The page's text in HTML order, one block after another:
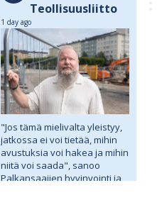
Teollisuusliitto
1 day ago
"Jos tämä mielivalta yleistyy,
jatkossa ei voi tietää, mihin
avustuksia voi hakea ja mihin
niitä voi saada", sanoo
Palkansaajien hyvinvointi ja